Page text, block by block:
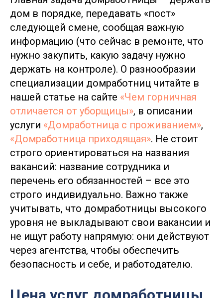
дом в порядке, передавать «пост»
следующей смене, сообщая важную
информацию (что сейчас в ремонте, что
нужно закупить, какую задачу нужно
держать на контроле). О разнообразии
специализации домработниц читайте в
нашей статье на сайте «Чем горничная
отличается от уборщицы», в описании
услуги «Домработница с проживанием»,
«Домработница приходящая». Не стоит
строго ориентироваться на названия
вакансий: название сотрудника и
перечень его обязанностей – все это
строго индивидуально. Важно также
учитывать, что домработницы высокого
уровня не выкладывают свои вакансии и
не ищут работу напрямую: они действуют
через агентства, чтобы обеспечить
безопасность и себе, и работодателю.